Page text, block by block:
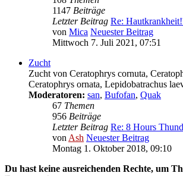
1147 Beiträge
Letzter Beitrag Re:
von Mica Neuester Beitrag
Mittwoch 7. Juli 2021, 07:51
Zucht
Zucht von Ceratophrys cornuta,
Ceratophrys ornata, Lepidobatrachus
Moderatoren: san, Bufofan, Quak
67 Themen
956 Beiträge
Letzter Beitrag Re: 8 Hours
von Ash Neuester Beitrag
Montag 1. Oktober 2018, 09:10
Du hast keine ausreichenden Rechte, um